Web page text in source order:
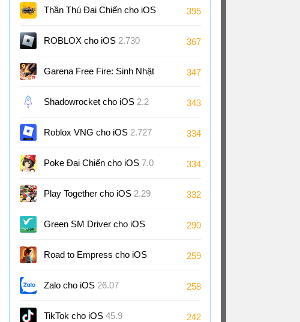
cho iOS 0.51
Thần Thú Đại Chiến cho iOS 395
ROBLOX cho iOS 2.730 367
Garena Free Fire: Sinh Nhật
9 Tuổi cho iOS 1.126
347
Shadowrocket cho iOS 2.2 343
Roblox VNG cho iOS 2.727 334
Poke Đại Chiến cho iOS 7.0 334
Play Together cho iOS 2.29 332
Green SM Driver cho iOS
3.10
290
Road to Empress cho iOS
2.0
259
Zalo cho iOS 26.07 258
TikTok cho iOS 45.9 242